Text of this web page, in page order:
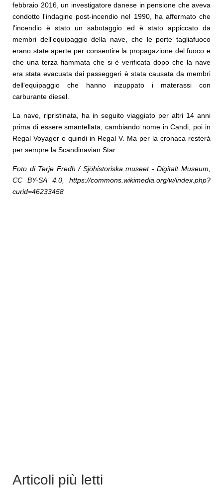
febbraio 2016, un investigatore danese in pensione che aveva
condotto l'indagine post-incendio nel 1990, ha affermato che
l'incendio è stato un sabotaggio ed è stato appiccato da
membri dell'equipaggio della nave, che le porte tagliafuoco
erano state aperte per consentire la propagazione del fuoco e
che una terza fiammata che si è verificata dopo che la nave
era stata evacuata dai passeggeri è stata causata da membri
dell'equipaggio che hanno inzuppato i materassi con
carburante diesel.
La nave, ripristinata, ha in seguito viaggiato per altri 14 anni
prima di essere smantellata, cambiando nome in Candi, poi in
Regal Voyager e quindi in Regal V. Ma per la cronaca resterà
per sempre la Scandinavian Star.
Foto di Terje Fredh / Sjöhistoriska museet - Digitalt Museum,
CC BY-SA 4.0, https://commons.wikimedia.org/w/index.php?
curid=46233458
Articoli più letti